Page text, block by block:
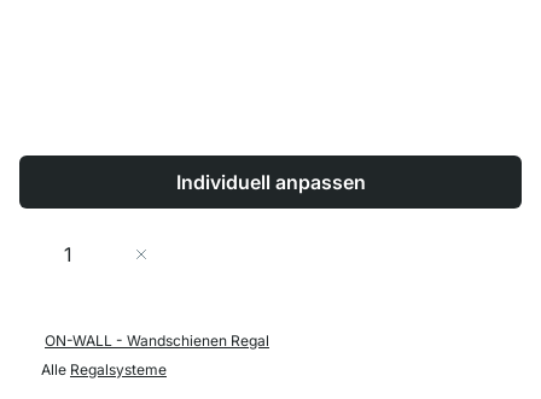
Individuell anpassen
Menge
ON-WALL - Wandschienen Regal
Alle Regalsysteme